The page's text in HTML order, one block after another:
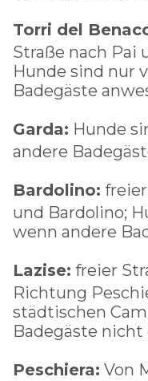
Torri del
Straße nach Pai
Hunde sind nur
Badegäste
Garda: Hunde
andere
Bardolino:
und Bardolino;
wenn andere
Lazise: freier
Richtung
städtischen
Badegäste
Peschiera: Von